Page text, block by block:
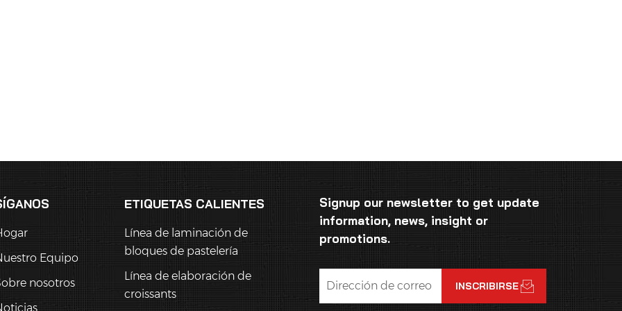
Equipo
nosotros
ETIQUETAS CALIENTES
Línea de laminación de
bloques de pastelería
Línea de elaboración de
croissants
Signup our newsletter to get update
information, news, insight or
promotions.